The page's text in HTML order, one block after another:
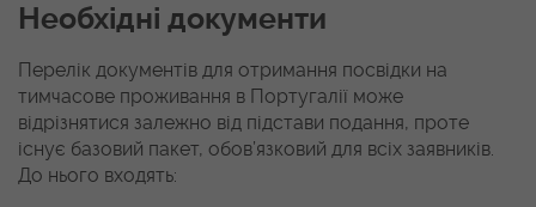
Необхідні документи
Перелік документів для отримання посвідки на
тимчасове проживання в Португалії може
відрізнятися залежно від підстави подання, проте
існує базовий пакет, обов’язковий для всіх заявників.
До нього входять: